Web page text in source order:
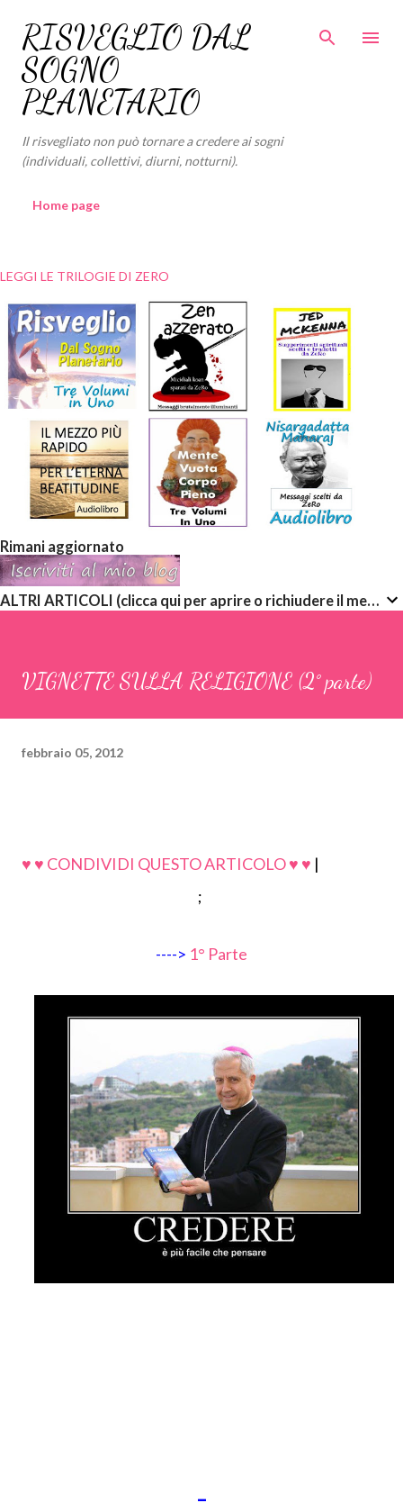
Passa ai contenuti principali
RISVEGLIO DAL
SOGNO
PLANETARIO
Il risvegliato non può tornare a credere ai sogni
(individuali, collettivi, diurni, notturni).
Home page
LEGGI LE TRILOGIE DI ZERO
Rimani aggiornato
ALTRI ARTICOLI (clicca qui per aprire o richiudere il menù a discesa)
VIGNETTE SULLA RELIGIONE (2° parte)
febbraio 05, 2012
♥ ♥ CONDIVIDI QUESTO ARTICOLO ♥ ♥ |
;
----> 1° Parte